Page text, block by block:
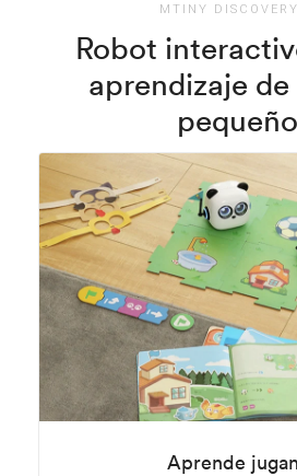
MTINY
Robot
aprendizaje de
Aprende